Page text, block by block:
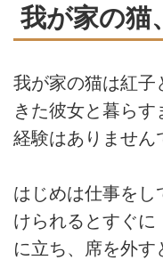
我が家の猫
我が家の猫は紅子
きた彼女と暮ら
経験はありません
はじめは仕事をし
けられるとすぐに
に立ち、席を外す